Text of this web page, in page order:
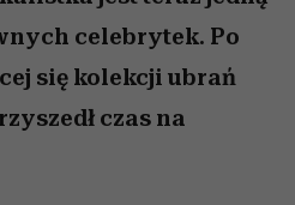
celebrytek. Po
się kolekcji ubrań
czas na